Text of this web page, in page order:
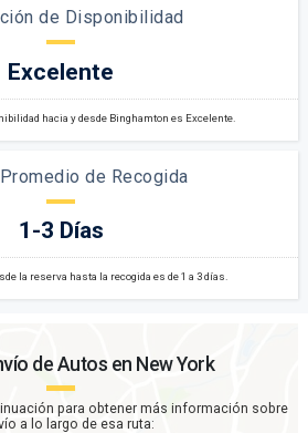
de Disponibilidad
Excelente
hacia y desde Binghamton es Excelente.
de Recogida
1-3 Días
la reserva hasta la recogida es de 1 a 3 días.
de Autos en New York
para obtener más información sobre
a lo largo de esa ruta: